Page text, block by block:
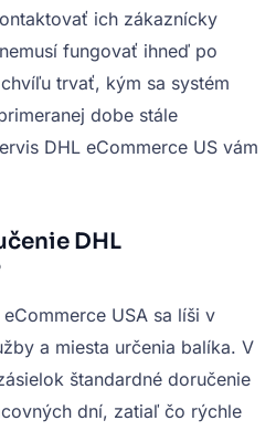
ich zákaznícky
fungovať ihneď po
trvať, kým sa systém
dobe stále
DHL eCommerce US vám
DHL
USA sa líši v
a miesta určenia balíka. V
štandardné doručenie
dní, zatiaľ čo rýchle